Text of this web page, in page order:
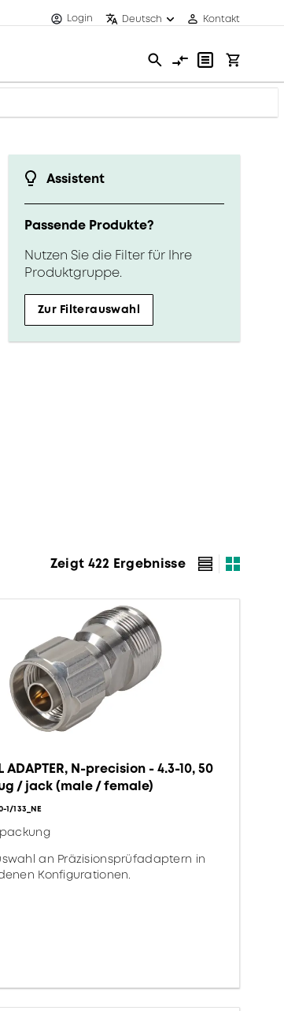
Login Deutsch Kontakt
Assistent
Passende Produkte?
Nutzen Sie die Filter für Ihre
Produktgruppe.
Zur Filterauswahl
Zeigt 422 Ergebnisse
ADAPTER, N-precision - 4.3-10, 50
/ jack (male / female)
1/133_NE
an Präzisionsprüfadaptern in
Konfigurationen.